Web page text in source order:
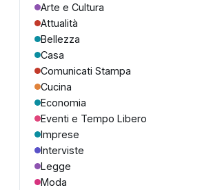
Arte e Cultura
Attualità
Bellezza
Casa
Comunicati Stampa
Cucina
Economia
Eventi e Tempo Libero
Imprese
Interviste
Legge
Moda